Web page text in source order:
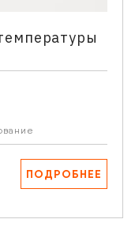
ПОДРОБНЕЕ